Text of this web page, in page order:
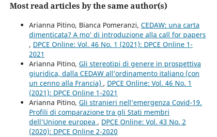
Most read articles by the same author(s)
Arianna Pitino, Bianca Pomeranzi, CEDAW: una carta
dimenticata? A mo’ di introduzione alla call for papers
, DPCE Online: Vol. 46 No. 1 (2021): DPCE Online 1-
2021
Arianna Pitino, Gli stereotipi di genere in prospettiva
giuridica, dalla CEDAW all’ordinamento italiano (con
un cenno alla Francia) , DPCE Online: Vol. 46 No. 1
(2021): DPCE Online 1-2021
Arianna Pitino, Gli stranieri nell’emergenza Covid-19.
Profili di comparazione tra gli Stati membri
dell’Unione europea , DPCE Online: Vol. 43 No. 2
(2020): DPCE Online 2-2020